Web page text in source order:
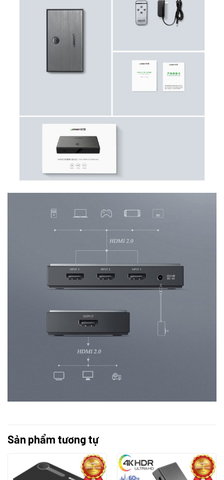
Sản phẩm tương tự